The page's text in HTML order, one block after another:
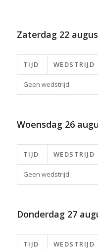
Zaterdag22
TIJD WEDSTRIJD
Geen wedstrijd.
Woensdag26
TIJD WEDSTRIJD
Geen wedstrijd.
Donderdag27
TIJD WEDSTRIJD